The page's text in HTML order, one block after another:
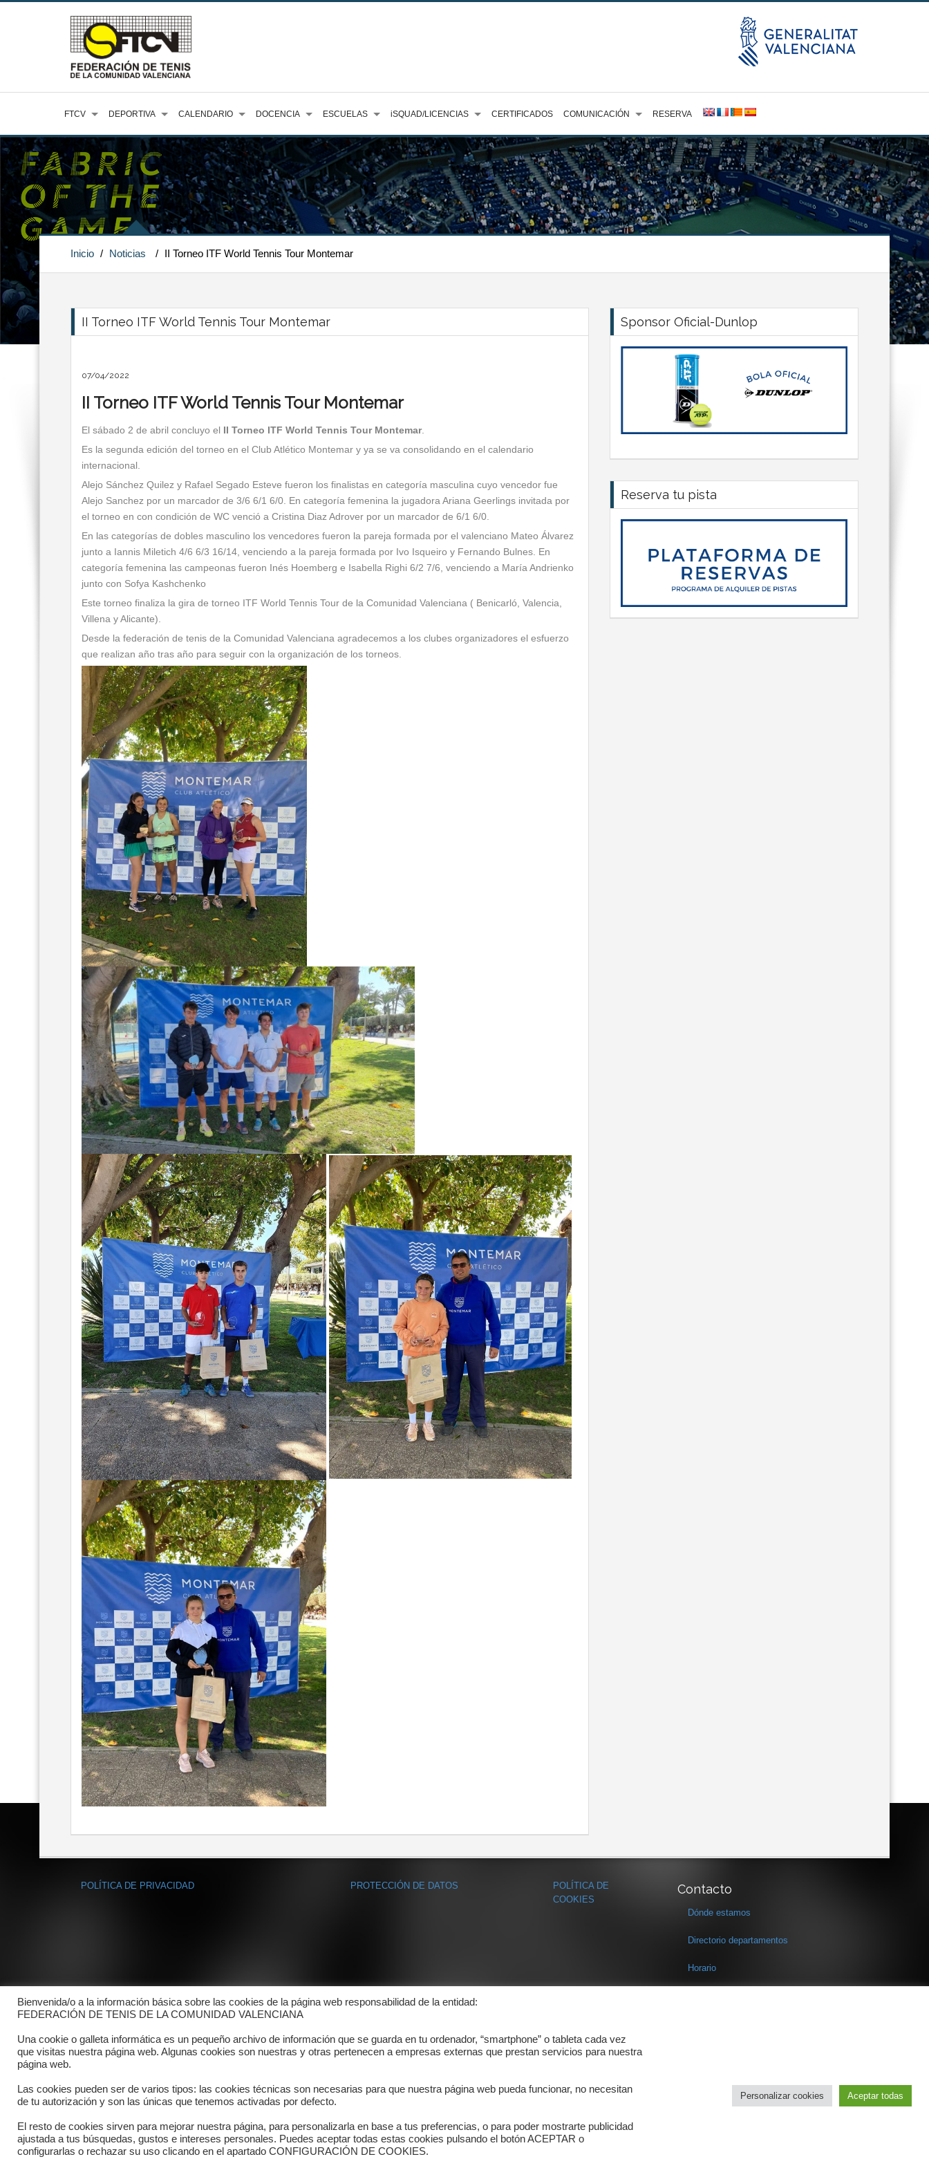
FTCV DEPORTIVA CALENDARIO DOCENCIA ESCUELAS iSQUAD/LICENCIAS CERTIFICADOS COMUNICACIÓN RESERVA
Inicio / Noticias / II Torneo ITF World Tennis Tour Montemar
II Torneo ITF World Tennis Tour Montemar
07/04/2022
II Torneo ITF World Tennis Tour Montemar
El sábado 2 de abril concluyo el II Torneo ITF World Tennis Tour Montemar.
Es la segunda edición del torneo en el Club Atlético Montemar y ya se va consolidando en el calendario
internacional.
Alejo Sánchez Quilez y Rafael Segado Esteve fueron los finalistas en categoría masculina cuyo vencedor fue
Alejo Sanchez por un marcador de 3/6 6/1 6/0. En categoría femenina la jugadora Ariana Geerlings invitada por
el torneo en con condición de WC venció a Cristina Diaz Adrover por un marcador de 6/1 6/0.
En las categorías de dobles masculino los vencedores fueron la pareja formada por el valenciano Mateo Álvarez
junto a Iannis Miletich 4/6 6/3 16/14, venciendo a la pareja formada por Ivo Isqueiro y Fernando Bulnes. En
categoría femenina las campeonas fueron Inés Hoemberg e Isabella Righi 6/2 7/6, venciendo a María Andrienko
junto con Sofya Kashchenko
Este torneo finaliza la gira de torneo ITF World Tennis Tour de la Comunidad Valenciana ( Benicarló, Valencia,
Villena y Alicante).
Desde la federación de tenis de la Comunidad Valenciana agradecemos a los clubes organizadores el esfuerzo
que realizan año tras año para seguir con la organización de los torneos.
Sponsor Oficial-Dunlop
Reserva tu pista
POLÍTICA DE PRIVACIDAD PROTECCIÓN DE DATOS
POLÍTICA DE
COOKIES
Contacto
Dónde estamos
Directorio departamentos
Horario
Copyright © 2025 FTCV
Bienvenida/o a la información básica sobre las cookies de la página web responsabilidad de la entidad:
FEDERACIÓN DE TENIS DE LA COMUNIDAD VALENCIANA
Una cookie o galleta informática es un pequeño archivo de información que se guarda en tu ordenador, “smartphone” o tableta cada vez
que visitas nuestra página web. Algunas cookies son nuestras y otras pertenecen a empresas externas que prestan servicios para nuestra
página web.
Las cookies pueden ser de varios tipos: las cookies técnicas son necesarias para que nuestra página web pueda funcionar, no necesitan
de tu autorización y son las únicas que tenemos activadas por defecto.
El resto de cookies sirven para mejorar nuestra página, para personalizarla en base a tus preferencias, o para poder mostrarte publicidad
ajustada a tus búsquedas, gustos e intereses personales. Puedes aceptar todas estas cookies pulsando el botón ACEPTAR o
configurarlas o rechazar su uso clicando en el apartado CONFIGURACIÓN DE COOKIES.
Personalizar cookies Aceptar todas